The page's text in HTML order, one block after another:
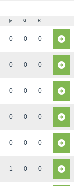
Įv G R
0 0 0
0 0 0
0 0 0
0 0 0
0 0 0
1 0 0